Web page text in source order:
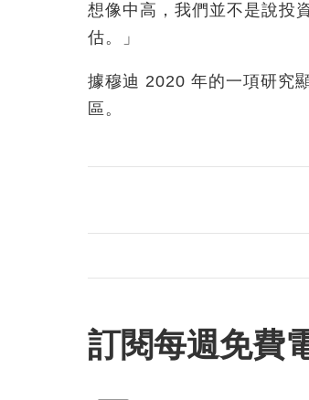
想像中高，我們並不是說投
估。」
據穆迪 2020 年的一項研究
區。
訂閱每週免費